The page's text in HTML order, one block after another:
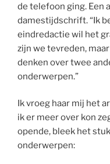
de telefoon ging. Een
damestijdschrift. “Ik
eindredactie wil het
zijn we tevreden,
denken over twee
onderwerpen.”
Ik vroeg haar mij het
ik er meer over kon
opende, bleek het
onderwerpen: